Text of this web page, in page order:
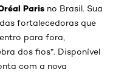
Paris no Brasil. Sua
fortalecedoras que
para fora,
dos fios*. Disponível
com a nova